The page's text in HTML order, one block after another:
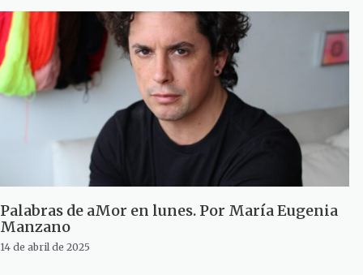
Palabras de aMor en lunes. Por María Eugenia
Manzano
14 de abril de 2025